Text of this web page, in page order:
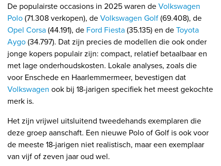
De populairste occasions in 2025 waren deVolkswagen
Polo(71.308 verkopen), deVolkswagen Golf(69.408), de
Opel Corsa(44.191), de Ford Fiesta(35.135) en deToyota
Aygo(34.797). Dat zijn precies de modellen die ook onder
jonge kopers populair zijn: compact, relatief betaalbaar en
met lage onderhoudskosten. Lokale analyses, zoals die
voor Enschede en Haarlemmermeer, bevestigen dat
Volkswagen ook bij 18-jarigen specifiek het meest gekochte
merk is.
Het zijn vrijwel uitsluitend tweedehands exemplaren die
deze groep aanschaft. Een nieuwe Polo of Golf is ook voor
de meeste 18-jarigen niet realistisch, maar een exemplaar
van vijf of zeven jaar oud wel.